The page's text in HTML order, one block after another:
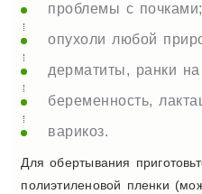
проблемы с почками;
опухоли любой
дерматиты, ранки
беременность,
варикоз.
Для обертывания
полиэтиленовой пленки